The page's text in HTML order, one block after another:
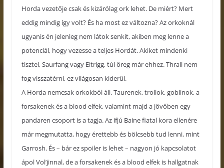
Horda vezetője csak és kizárólag ork lehet. De miért? Mert
eddig mindig így volt? És ha most ez változna? Az orkoknál
ugyanis én jelenleg nem látok senkit, akiben meg lenne a
potenciál, hogy vezesse a teljes Hordát. Akiket mindenki
tisztel, Saurfang vagy Eitrigg, túl öreg már ehhez. Thrall nem
fog visszatérni, ez világosan kiderül.
A Horda nemcsak orkokból áll. Taurenek, trollok, goblinok, a
forsakenek és a blood elfek, valamint majd a jövőben egy
pandaren csoport is a tagja. Az ifjú Baine fiatal kora ellenére
már megmutatta, hogy érettebb és bölcsebb tud lenni, mint
Garrosh. És – bár ez spoiler is lehet – nagyon jó kapcsolatot
ápol Vol’jinnal, de a forsakenek és a blood elfek is hallgatnak